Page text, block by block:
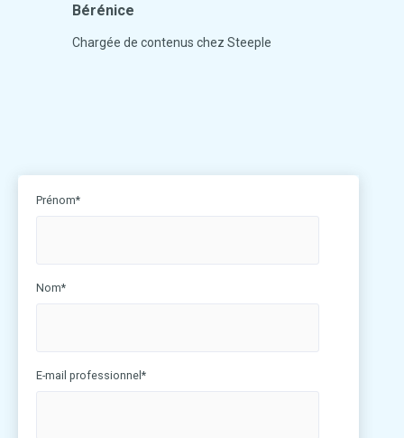
Bérénice
Chargée de contenus chez Steeple
Prénom*
Nom*
E-mail professionnel*